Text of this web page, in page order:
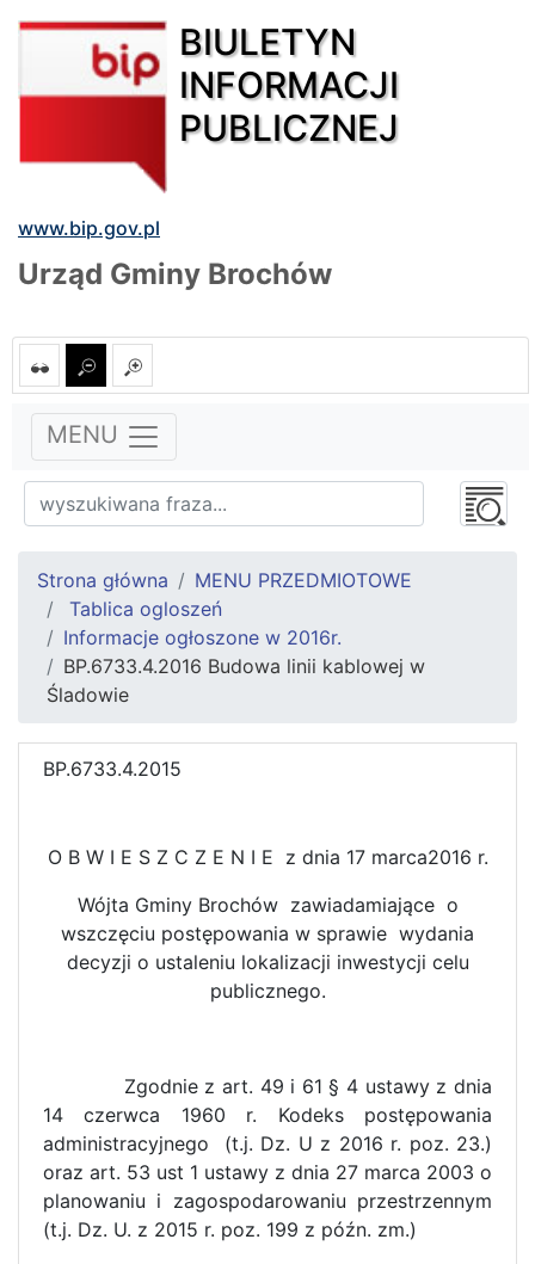
BIULETYN
INFORMACJI
PUBLICZNEJ
www.bip.gov.pl
Urząd Gminy Brochów
MENU
Strona główna
MENU PRZEDMIOTOWE
Tablica ogloszeń
Informacje ogłoszone w 2016r.
BP.6733.4.2016 Budowa linii kablowej w
Śladowie
BP.6733.4.2015
O B W I E S Z C Z E N I E z dnia 17 marca2016 r.
Wójta Gminy Brochów zawiadamiające o
wszczęciu postępowania w sprawie wydania
decyzji o ustaleniu lokalizacji inwestycji celu
publicznego.
Zgodnie z art. 49 i 61 § 4 ustawy z dnia
14 czerwca 1960 r. Kodeks postępowania
administracyjnego (t.j. Dz. U z 2016 r. poz. 23.)
oraz art. 53 ust 1 ustawy z dnia 27 marca 2003 o
planowaniu i zagospodarowaniu przestrzennym
(t.j. Dz. U. z 2015 r. poz. 199 z późn. zm.)